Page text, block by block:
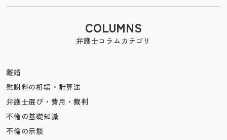
COLUMNS
弁護士コラムカテゴリ
離婚
慰謝料の相場・計算法
弁護士選び・費用・裁判
不倫の基礎知識
不倫の示談